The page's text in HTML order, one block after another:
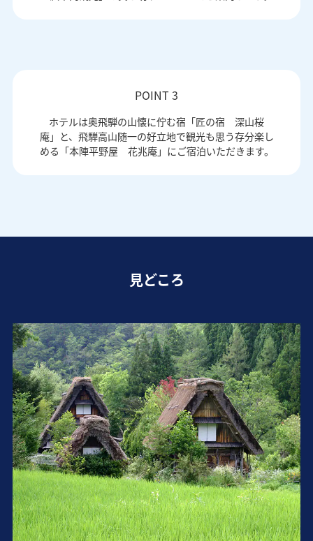
POINT 3
ホテルは奥飛騨の山懐に佇む宿「匠の宿 深山桜
庵」と、飛騨高山随一の好立地で観光も思う存分楽し
める「本陣平野屋 花兆庵」にご宿泊いただきます。
見どころ